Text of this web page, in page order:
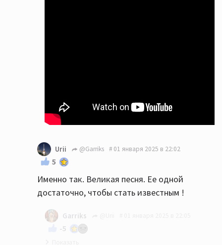
Urii @Garriks 01 января 2025 в 22:02
5
Именно так. Великая песня. Ее одной
достаточно, чтобы стать известным !
Garriks
-5